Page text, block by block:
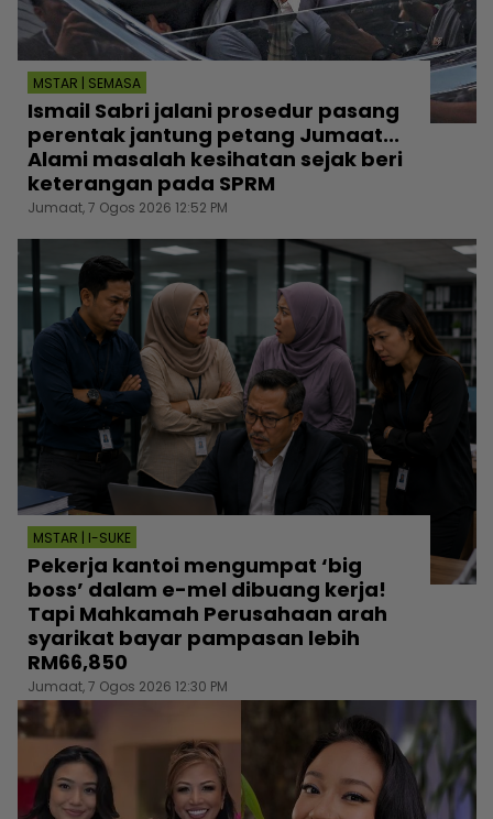
MSTAR | SEMASA
Ismail Sabri jalani prosedur pasang
perentak jantung petang Jumaat...
Alami masalah kesihatan sejak beri
keterangan pada SPRM
Jumaat, 7 Ogos 2026 12:52 PM
MSTAR | I-SUKE
Pekerja kantoi mengumpat ‘big
boss’ dalam e-mel dibuang kerja!
Tapi Mahkamah Perusahaan arah
syarikat bayar pampasan lebih
RM66,850
Jumaat, 7 Ogos 2026 12:30 PM